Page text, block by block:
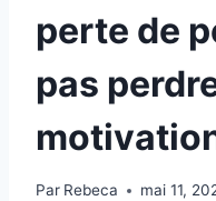
perte de
pas
Par Rebeca mai 11,